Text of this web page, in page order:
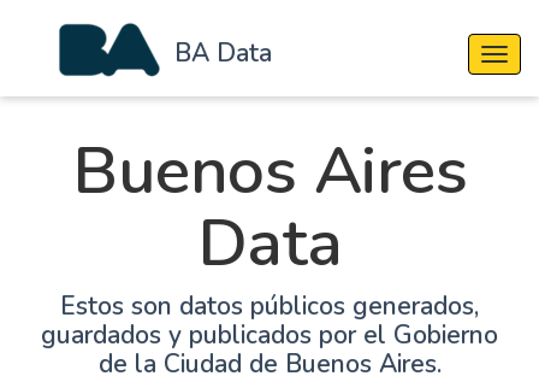
BA Data
Buenos Aires
Data
Estos son datos públicos generados,
guardados y publicados por el Gobierno
de la Ciudad de Buenos Aires.